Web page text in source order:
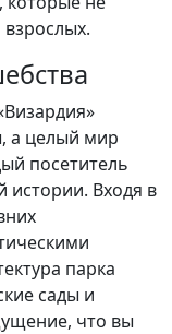
а целый мир
посетитель
истории. Входя в
парка
сады и
что вы